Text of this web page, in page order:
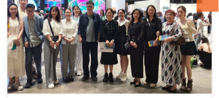
香港珠海学院「艺创科 […]